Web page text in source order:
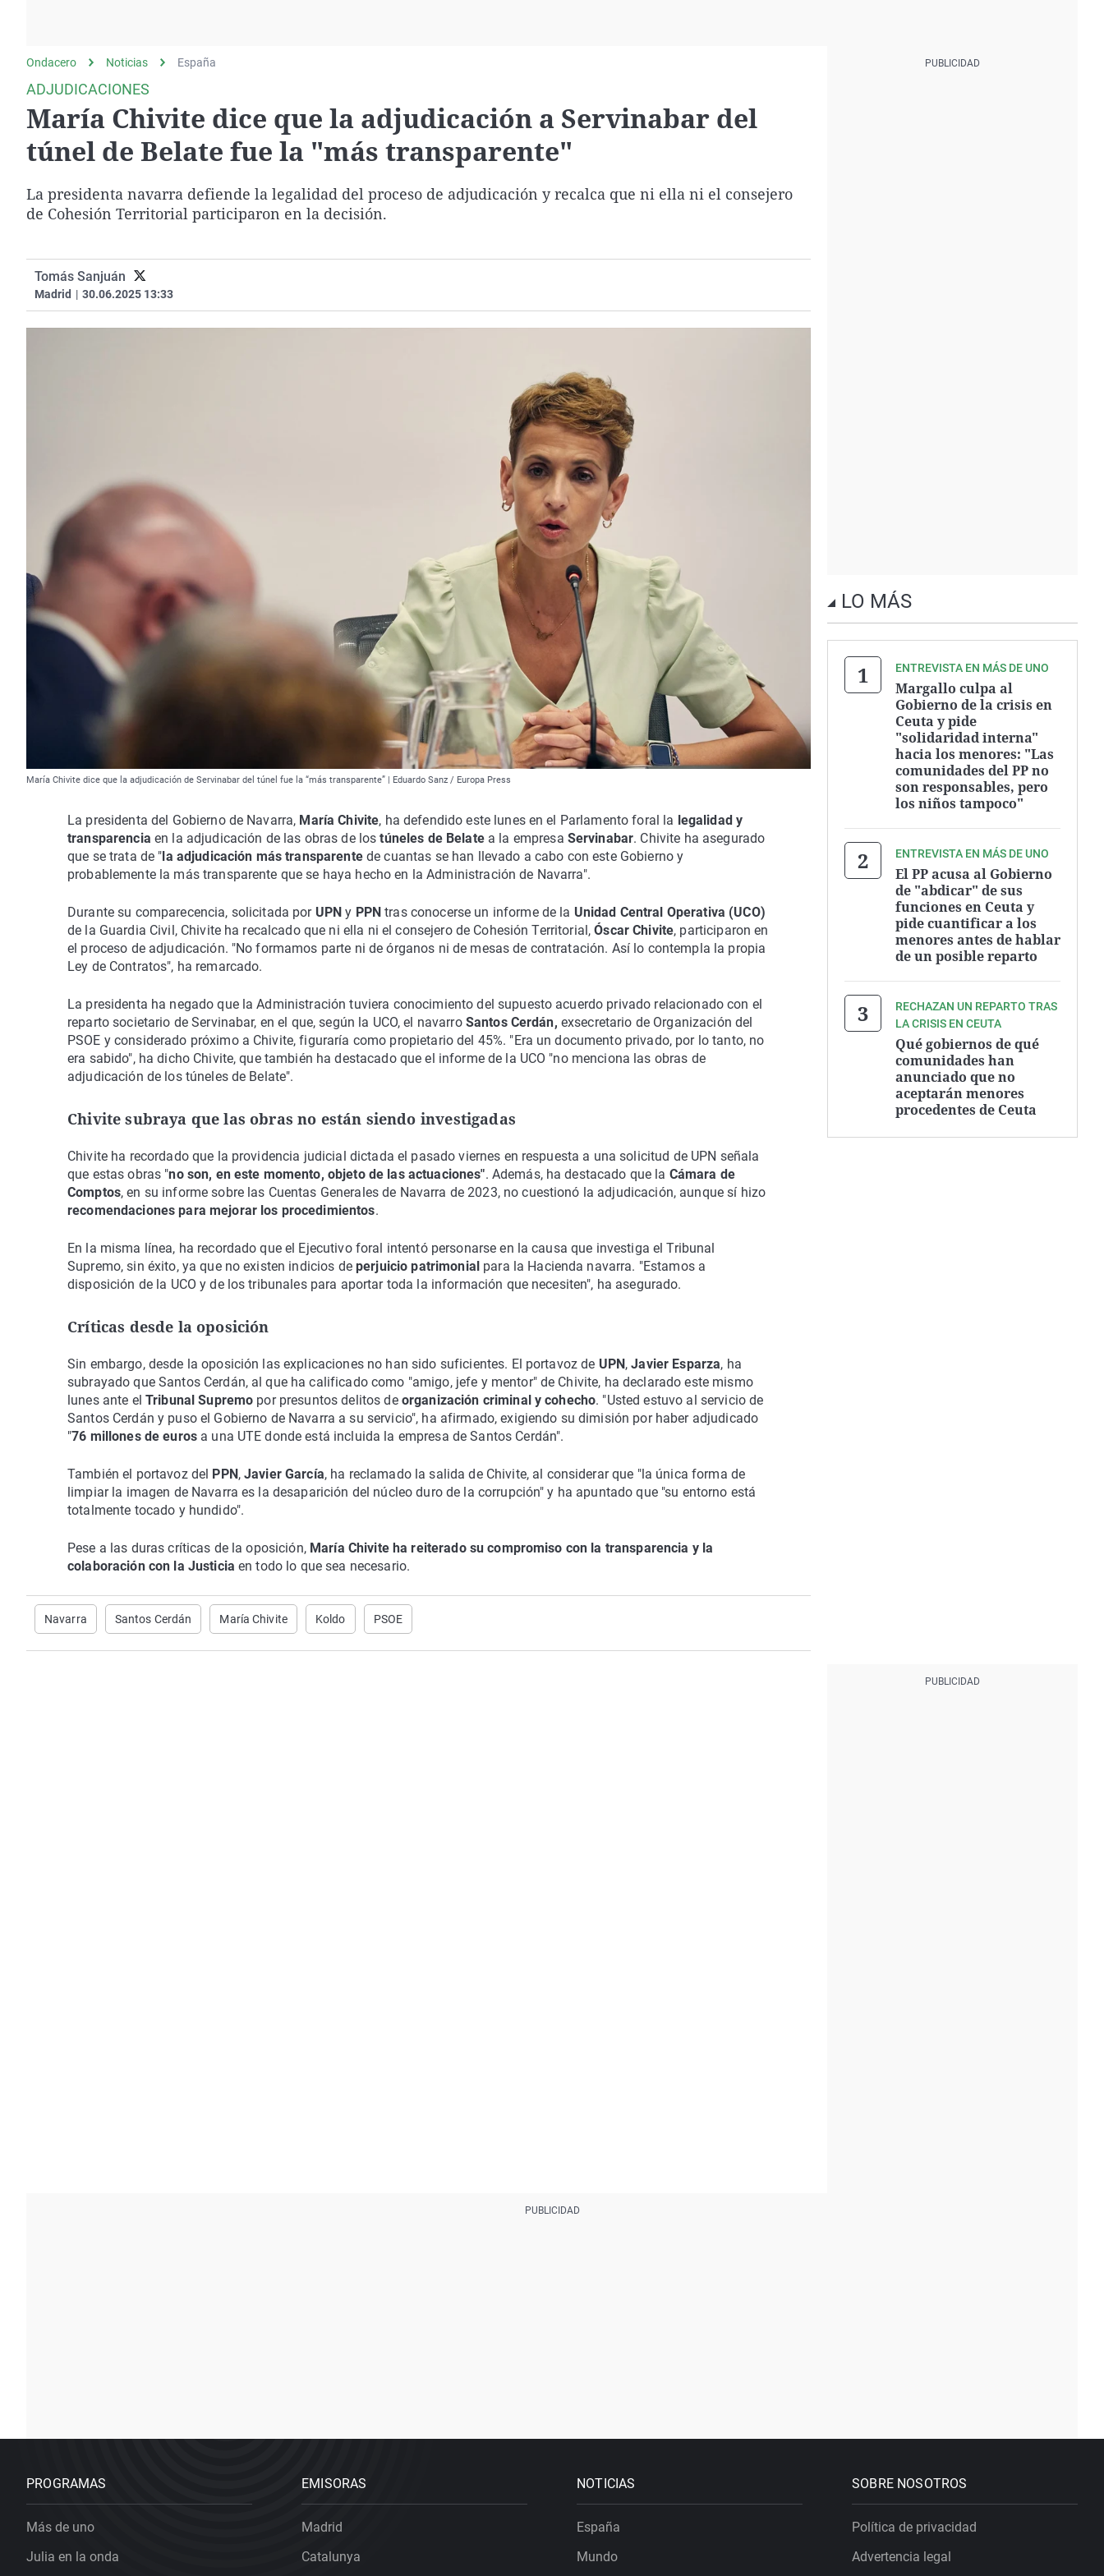
Como el perro y elEquipo de investigación
Negra
País Vasco
Ondacero Noticias España
ADJUDICACIONES
María Chivite dice que la adjudicación a Servinabar del
túnel de Belate fue la "más transparente"
La presidenta navarra defiende la legalidad del proceso de adjudicación y recalca que ni ella ni el consejero
de Cohesión Territorial participaron en la decisión.
Tomás Sanjuán
Madrid | 30.06.2025 13:33
María Chivite dice que la adjudicación de Servinabar del túnel fue la “más transparente” | Eduardo Sanz / Europa Press
La presidenta del Gobierno de Navarra, María Chivite, ha defendido este lunes en el Parlamento foral la legalidad y
transparencia en la adjudicación de las obras de lostúneles de Belatea la empresa Servinabar. Chivite ha asegurado
que se trata de " la adjudicación más transparentede cuantas se han llevado a cabo con este Gobierno y
probablemente la más transparente que se haya hecho en la Administración de Navarra".
Durante su comparecencia, solicitada por UPN y PPN tras conocerse un informe de la Unidad Central Operativa (UCO)
de la Guardia Civil, Chivite ha recalcado que ni ella ni el consejero de Cohesión Territorial,Óscar Chivite, participaron en
el proceso de adjudicación. "No formamos parte ni de órganos ni de mesas de contratación. Así lo contempla la propia
Ley de Contratos", ha remarcado.
La presidenta ha negado que la Administración tuviera conocimiento del supuesto acuerdo privado relacionado con el
reparto societario de Servinabar, en el que, según la UCO, el navarro Santos Cerdán, exsecretario de Organización del
PSOE y considerado próximo a Chivite, figuraría como propietario del 45%. "Era un documento privado, por lo tanto, no
era sabido", ha dicho Chivite, que también ha destacado que el informe de la UCO "no menciona las obras de
adjudicación de los túneles de Belate".
Chivite subraya que las obras no están siendo investigadas
Chivite ha recordado que la providencia judicial dictada el pasado viernes en respuesta a una solicitud de UPN señala
que estas obras "no son, en este momento, objeto de las actuaciones". Además, ha destacado que la Cámara de
Comptos, en su informe sobre las Cuentas Generales de Navarra de 2023, no cuestionó la adjudicación, aunque sí hizo
recomendaciones para mejorar los procedimientos.
En la misma línea, ha recordado que el Ejecutivo foral intentó personarse en la causa que investiga el Tribunal
Supremo, sin éxito, ya que no existen indicios deperjuicio patrimonial para la Hacienda navarra. "Estamos a
disposición de la UCO y de los tribunales para aportar toda la información que necesiten", ha asegurado.
Críticas desde la oposición
Sin embargo, desde la oposición las explicaciones no han sido suficientes. El portavoz de UPN ,Javier Esparza, ha
subrayado que Santos Cerdán, al que ha calificado como "amigo, jefe y mentor" de Chivite, ha declarado este mismo
lunes ante el Tribunal Supremo por presuntos delitos de organización criminal y cohecho. "Usted estuvo al servicio de
Santos Cerdán y puso el Gobierno de Navarra a su servicio", ha afirmado, exigiendo su dimisión por haber adjudicado
"76 millones de eurosa una UTE donde está incluida la empresa de Santos Cerdán".
También el portavoz del PPN ,Javier García, ha reclamado la salida de Chivite, al considerar que "la única forma de
limpiar la imagen de Navarra es la desaparición del núcleo duro de la corrupción" y ha apuntado que "su entorno está
totalmente tocado y hundido".
Pese a las duras críticas de la oposición, María Chivite ha reiterado su compromiso con la transparencia y la
colaboración con la Justicia en todo lo que sea necesario.
Navarra Santos Cerdán María Chivite Koldo PSOE
LO MÁS
ENTREVISTA EN MÁS DE UNO
Margallo culpa al
Gobierno de la crisis en
Ceuta y pide
"solidaridad interna"
hacia los menores: "Las
comunidades del PP no
son responsables, pero
los niños tampoco"
ENTREVISTA EN MÁS DE UNO
El PP acusa al Gobierno
de "abdicar" de sus
funciones en Ceuta y
pide cuantificar a los
menores antes de hablar
de un posible reparto
RECHAZAN UN REPARTO TRAS
LA CRISIS EN CEUTA
Qué gobiernos de qué
comunidades han
anunciado que no
aceptarán menores
procedentes de Ceuta
PROGRAMAS
Más de uno
Julia en la onda
EMISORAS
Madrid
Catalunya
NOTICIAS
España
Mundo
SOBRE NOSOTROS
Política de privacidad
Advertencia legal